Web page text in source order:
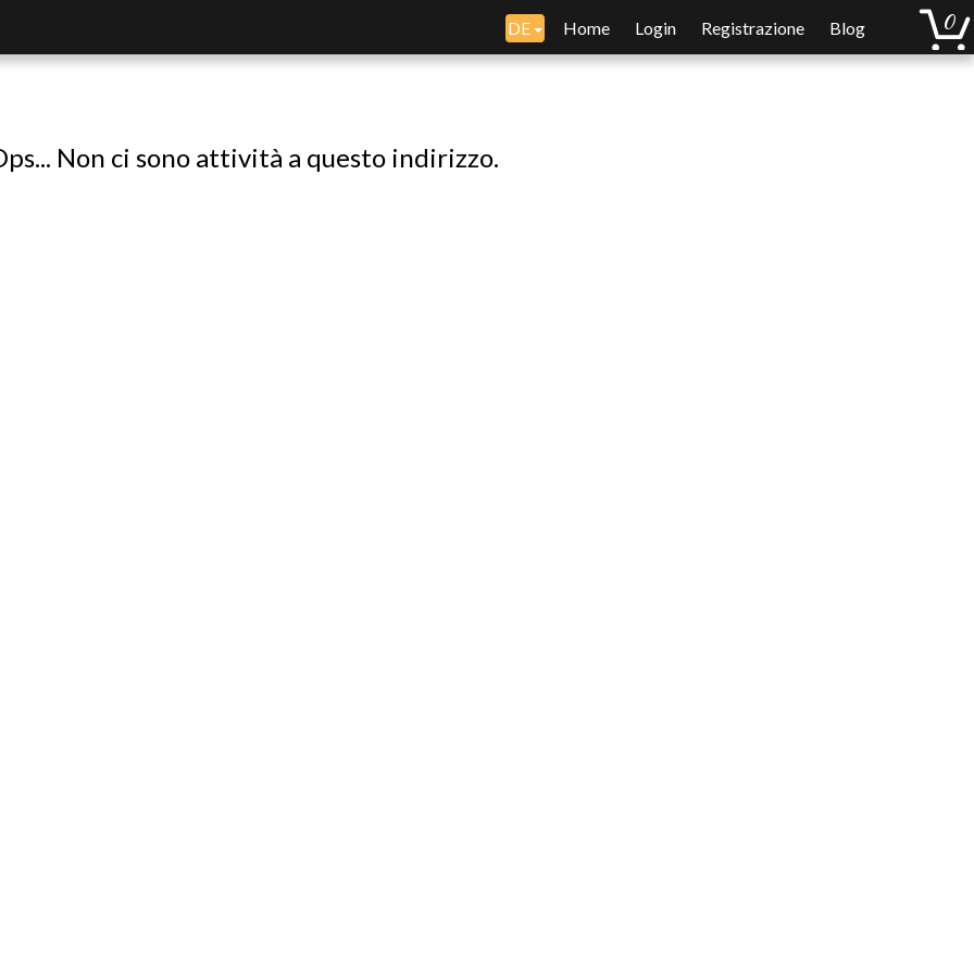
DE Home Login Registrazione Blog
Non ci sono attività a questo indirizzo.